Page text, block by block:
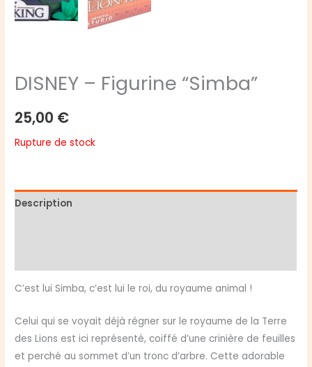
DISNEY – Figurine “Simba”
25,00 €
Rupture de stock
Description
C’est lui Simba, c’est lui le roi, du royaume animal !
Celui qui se voyait déjà régner sur le royaume de la Terre
des Lions est ici représenté, coiffé d’une crinière de feuilles
et perché au sommet d’un tronc d’arbre. Cette adorable